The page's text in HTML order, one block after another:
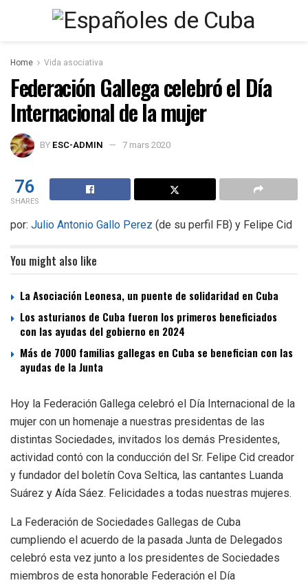
Home Vida asociativa
Federación Gallega celebró el Día
Internacional de la mujer
BY ESC-ADMIN 7 mars 2020
76
SHARES
por: Julio Antonio Gallo Perez (de su perfil FB) y Felipe Cid
You might also like
La Asociación Leonesa, un puente de solidaridad en Cuba
Los asturianos de Cuba fueron los primeros beneficiados
con las ayudas del gobierno en 2024
Más de 7000 familias gallegas en Cuba se benefician con las
ayudas de la Junta
Hoy la Federación Gallega celebró el Día Internacional de la
mujer con un homenaje a nuestras presidentas de las
distintas Sociedades, invitados los demás Presidentes,
actividad contó con la conducción del Sr. Felipe Cid creador
y fundador del boletín Cova Seltica, las cantantes Luanda
Suárez y Aída Sáez. Felicidades a todas nuestras mujeres.
La Federación de Sociedades Gallegas de Cuba
cumpliendo el acuerdo de la pasada Junta de Delegados
celebró esta vez junto a los presidentes de Sociedades
miembros de esta honorable Federación el Día